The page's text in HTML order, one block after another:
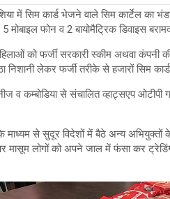
में सिम कार्ड भेजने वाले सिम कार्टेल का
फोन व 2 बायोमैट्रिक डिवाइस
को फर्जी सरकारी स्कीम अथवा
लेकर फर्जी तरीके से हजारों सिम
व कम्बोडिया से संचालित व्हाट्सएप
से सुदूर विदेशों में बैठे अन्य अभियुक्तों के
मासूम लोगों को अपने जाल में फंसा कर